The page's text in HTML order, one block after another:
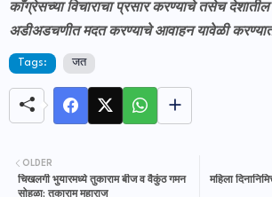
काँग्रेसच्या विचाराचा प्रसार करण्याचे तसेच देशातील
अडीअडचणीत मदत करण्याचे आवाहन यावेळी
Tags: जत
महिला
OLDER
चिखलगी भुयारमध्ये तुकाराम बीज व वैकुंठ गमन
सोहळा; तुकाराम महाराज